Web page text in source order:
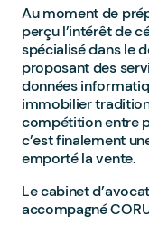
Au moment de
perçu l’intérêt de
spécialisé dans le
proposant des
données
immobilier
compétition entre
c’est finalement
emporté la vente.
Le cabinet
accompagné